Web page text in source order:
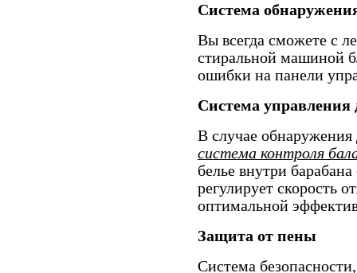
Система
Вы всегда сможете с
стиральной машиной
ошибки на панели
Система управления
В случае обнаружения
система контроля
белье внутри
регулирует скорость
оптимальной
Защита от пены
Система